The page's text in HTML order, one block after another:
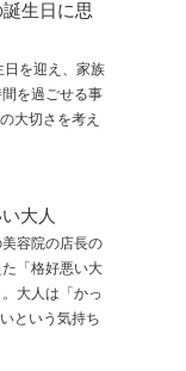
生日に思
日を迎え、家族
を過ごせる事
大切さを考え
大人
容院の店長の
「格好悪い大
大人は「かっ
という気持ち